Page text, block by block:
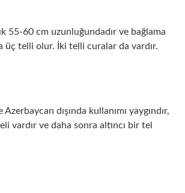
55-60 cm uzunluğundadır ve bağlama
üç telli olur. İki telli curalar da vardır.
dışında kullanımı yaygındır,
vardır ve daha sonra altıncı bir tel